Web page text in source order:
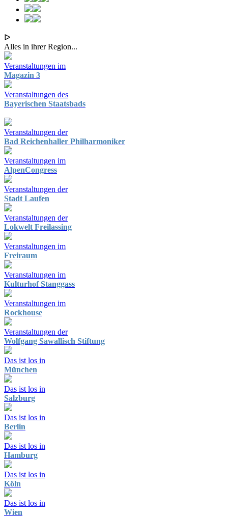
ᐅ
Alles in ihrer Region...
Veranstaltungen im
Magazin 3
Veranstaltungen des
Bayerischen Staatsbads
Veranstaltungen der
Bad Reichenhaller Philharmoniker
Veranstaltungen im
AlpenCongress
Veranstaltungen der
Stadt Laufen
Veranstaltungen der
Lokwelt Freilassing
Veranstaltungen im
Freiraum
Veranstaltungen im
Kulturhof Stanggass
Veranstaltungen im
Rockhouse
Veranstaltungen der
Wolfgang Sawallisch Stiftung
Das ist los in
München
Das ist los in
Salzburg
Das ist los in
Berlin
Das ist los in
Hamburg
Das ist los in
Köln
Das ist los in
Wien